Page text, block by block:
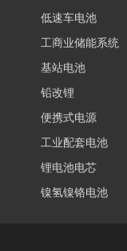
低速车电池
工商业储能系统
基站电池
铅改锂
便携式电源
工业配套电池
锂电池电芯
镍氢镍铬电池